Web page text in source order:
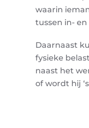
waarin
tussen in-
Daarnaast
fysieke
naast het
of wordt hij